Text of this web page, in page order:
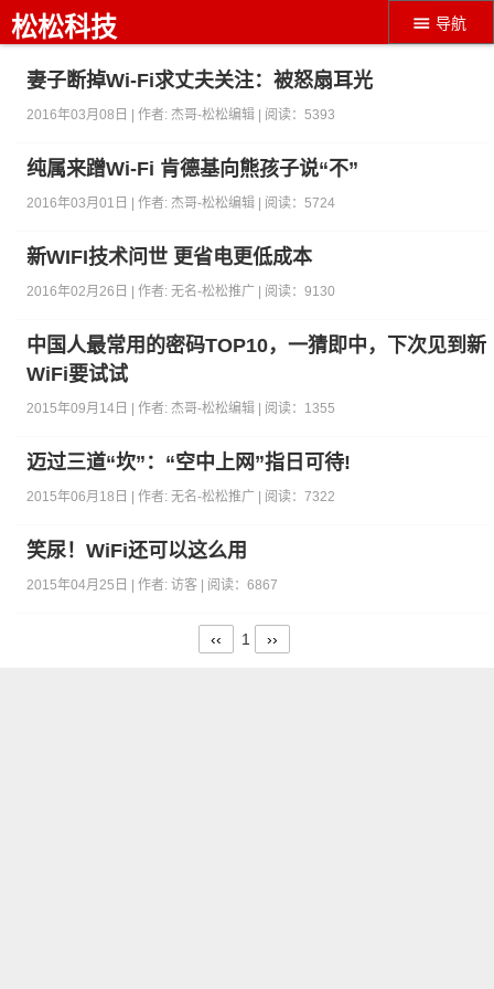
导航
松松科技
妻子断掉Wi-Fi求丈夫关注：被怒扇耳光
2016年03月08日 | 作者: 杰哥-松松编辑 | 阅读：5393
纯属来蹭Wi-Fi 肯德基向熊孩子说“不”
2016年03月01日 | 作者: 杰哥-松松编辑 | 阅读：5724
新WIFI技术问世 更省电更低成本
2016年02月26日 | 作者:无名-松松推广 | 阅读：9130
中国人最常用的密码TOP10，一猜即中，下次见到新
WiFi要试试
2015年09月14日 | 作者: 杰哥-松松编辑 | 阅读： 1355
迈过三道“坎”：“空中上网”指日可待!
2015年06月18日 | 作者:无名-松松推广 | 阅读：7322
笑尿！WiFi还可以这么用
2015年04月25日 | 作者:访客 | 阅读：6867
‹‹ 1 ››